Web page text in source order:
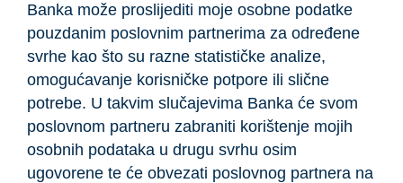
Banka može proslijediti moje osobne podatke
pouzdanim poslovnim partnerima za određene
svrhe kao što su razne statističke analize,
omogućavanje korisničke potpore ili slične
potrebe. U takvim slučajevima Banka će svom
poslovnom partneru zabraniti korištenje mojih
osobnih podataka u drugu svrhu osim
ugovorene te će obvezati poslovnog partnera na